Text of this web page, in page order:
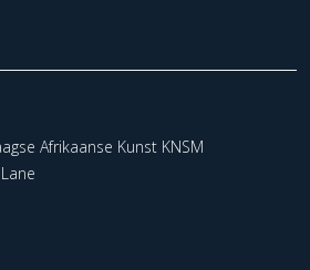
Afrikaanse Kunst KNSM